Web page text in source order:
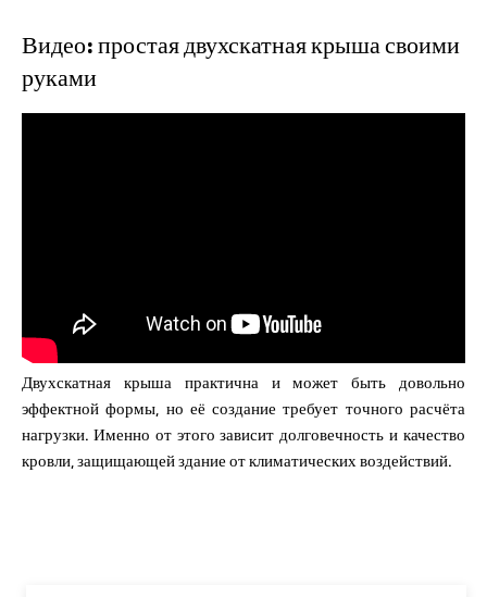
Видео: простая двухскатная крыша своими
руками
Двухскатная крыша практична и может быть довольно
эффектной формы, но её создание требует точного расчёта
нагрузки. Именно от этого зависит долговечность и качество
кровли, защищающей здание от климатических воздействий.